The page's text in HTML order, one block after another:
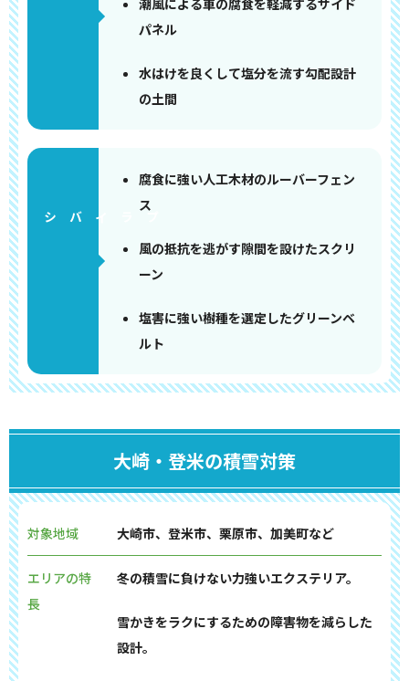
潮風による車の腐食を軽減するサイド
パネル
水はけを良くして塩分を流す勾配設計
の土間
腐食に強い人工木材のルーバーフェン
ス
風の抵抗を逃がす隙間を設けたスクリ
ーン
塩害に強い樹種を選定したグリーンベ
ルト
大崎・登米の積雪対策
対象地域 大崎市、登米市、栗原市、加美町など
エリアの特
長
冬の積雪に負けない力強いエクステリア。
雪かきをラクにするための障害物を減らした
設計。